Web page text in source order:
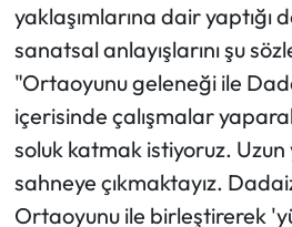
yaklaşımlarına dair
sanatsal anlayışlarını şu
"Ortaoyunu geleneği ile
içerisinde çalışmalar
soluk katmak istiyoruz. Uzun
sahneye çıkmaktayız.
Ortaoyunu ile birleştirerek